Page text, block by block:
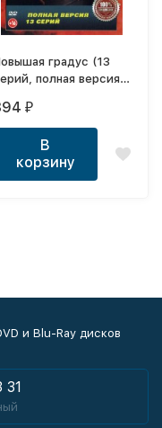
градус (13
полная версия)
₽
В
корзину
и Blu-Ray дисков
31